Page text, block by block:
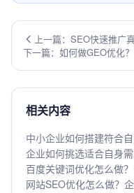
上一篇：SEO快速推广
下一篇：如何做GEO优化
相关内容
中小企业如何搭建符合
企业如何挑选适合自身
百度关键词优化怎么做
网站SEO优化怎么做？